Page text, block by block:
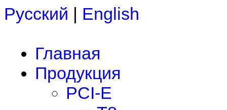
Русский | English
Главная
Продукция
PCI-E